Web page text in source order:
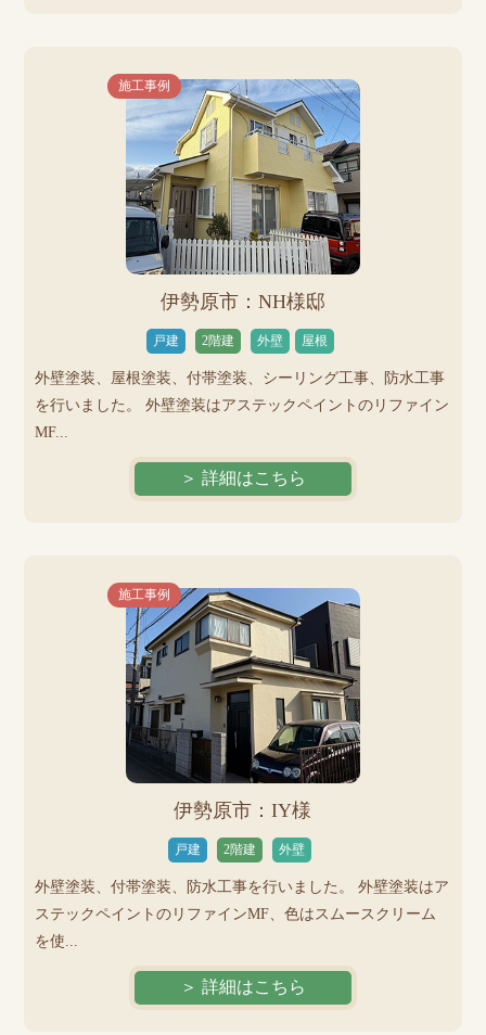
施工事例
伊勢原市：NH様邸
戸建 2階建 外壁 屋根
外壁塗装、屋根塗装、付帯塗装、シーリング工事、防水工事
を行いました。 外壁塗装はアステックペイントのリファイン
MF...
＞ 詳細はこちら
施工事例
伊勢原市：IY様
戸建 2階建 外壁
外壁塗装、付帯塗装、防水工事を行いました。 外壁塗装はア
ステックペイントのリファインMF、色はスムースクリーム
を使...
＞ 詳細はこちら